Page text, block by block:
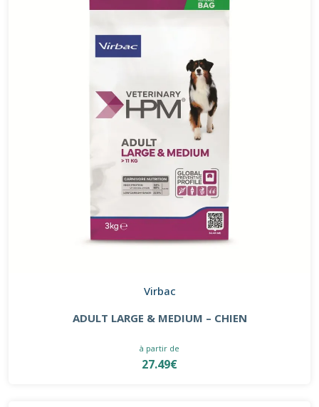
Virbac
ADULT LARGE & MEDIUM – CHIEN
à partir de
27.49€